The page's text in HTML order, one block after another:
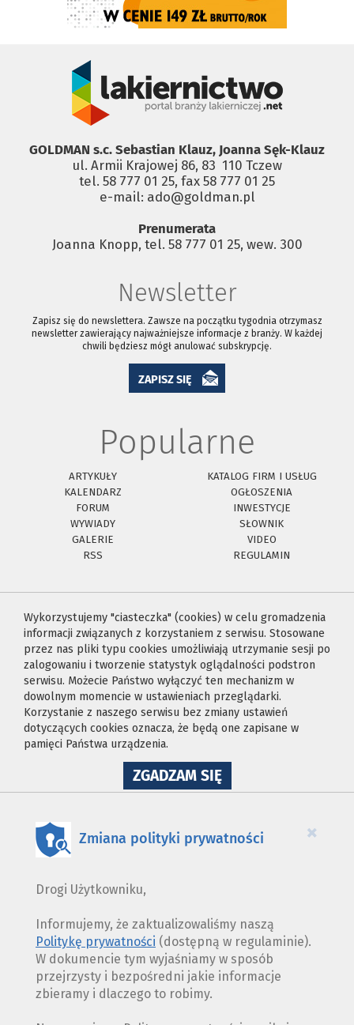
GOLDMAN s.c. Sebastian Klauz, Joanna Sęk-Klauz
ul. Armii Krajowej 86, 83 ­ 110 Tczew
tel. 58 777 01 25, fax 58 777 01 25
e-mail: ado@goldman.pl
Prenumerata
Joanna Knopp, tel. 58 777 01 25, wew. 300
Newsletter
Zapisz się do newslettera. Zawsze na początku tygodnia otrzymasz
newsletter zawierający najważniejsze informacje z branży. W każdej
chwili będziesz mógł anulować subskrypcję.
ZAPISZ SIĘ
Popularne
ARTYKUŁY
KATALOG FIRM I USŁUG
KALENDARZ
OGŁOSZENIA
FORUM
INWESTYCJE
WYWIADY
SŁOWNIK
GALERIE
VIDEO
RSS
REGULAMIN
Wykorzystujemy "ciasteczka" (cookies) w celu gromadzenia
informacji związanych z korzystaniem z serwisu. Stosowane
przez nas pliki typu cookies umożliwiają utrzymanie sesji po
zalogowaniu i tworzenie statystyk oglądalności podstron
serwisu. Możecie Państwo wyłączyć ten mechanizm w
dowolnym momencie w ustawieniach przeglądarki.
Korzystanie z naszego serwisu bez zmiany ustawień
dotyczących cookies oznacza, że będą one zapisane w
pamięci Państwa urządzenia.
ZGADZAM SIĘNA
WYKORZYSTANIE
×
Zmiana polityki prywatności
Drogi Użytkowniku,
Informujemy, że zaktualizowaliśmy naszą
Politykę prywatności (dostępną w regulaminie).
W dokumencie tym wyjaśniamy w sposób
przejrzysty i bezpośredni jakie informacje
zbieramy i dlaczego to robimy.